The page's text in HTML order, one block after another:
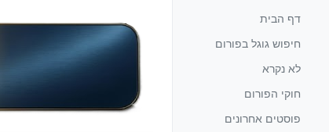
דף הבית
חיפוש גוגל בפורום
לא נקרא
חוקי הפורום
פוסטים אחרונים